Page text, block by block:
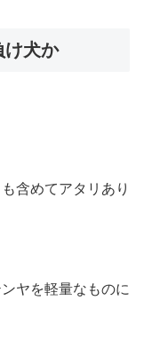
け犬か
含めてアタリあり
ヤを軽量なものに